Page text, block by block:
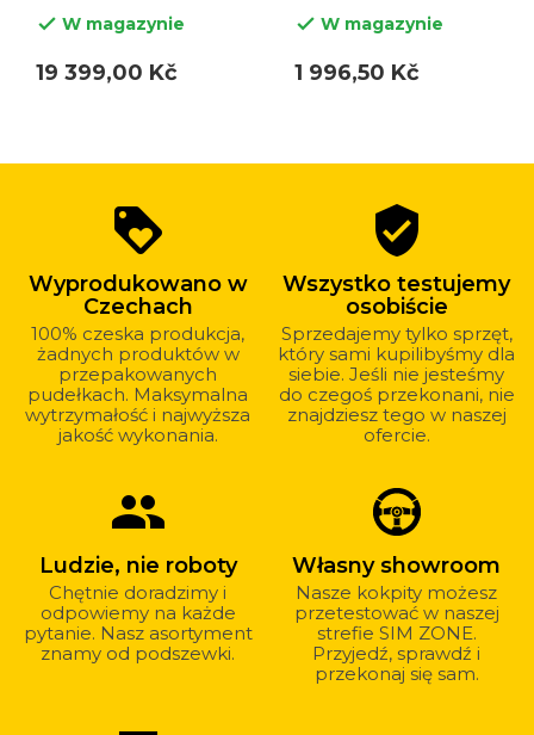
 W magazynie
19 399,00 Kč
 W magazynie
1 996,50 Kč
Dlaczego
u
loyalty
Wyprodukowano w
Czechach
100% czeska produkcja,
żadnych produktów w
przepakowanych
pudełkach. Maksymalna
wytrzymałość i najwyższa
jakość wykonania.
verified_user
Wszystko testujemy
osobiście
Sprzedajemy tylko sprzęt,
który sami kupilibyśmy dla
siebie. Jeśli nie jesteśmy
do czegoś przekonani, nie
znajdziesz tego w naszej
ofercie.
group
Ludzie, nie roboty
Chętnie doradzimy i
odpowiemy na każde
pytanie. Nasz asortyment
znamy od podszewki.
Własny showroom
Nasze kokpity możesz
przetestować w naszej
strefie SIM ZONE.
Przyjedź, sprawdź i
przekonaj się sam.